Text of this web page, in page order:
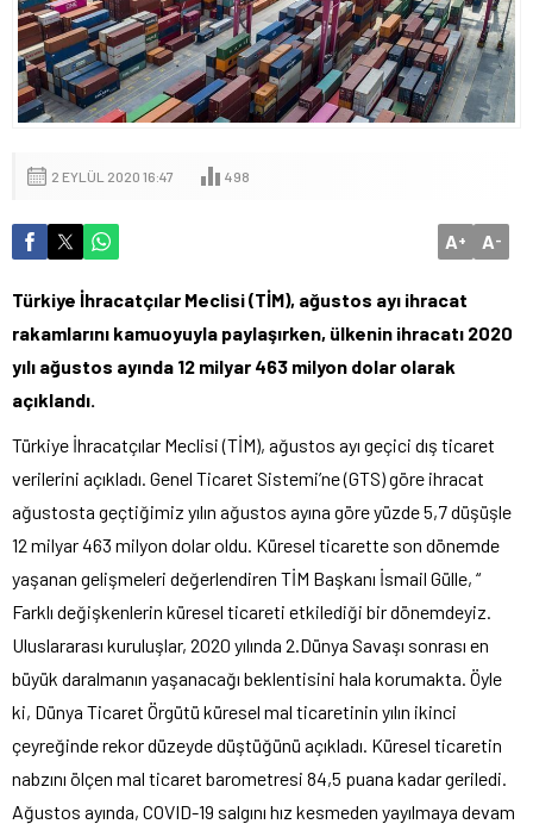
2 EYLÜL 2020 16:47 498
A+ A-
Türkiye İhracatçılar Meclisi (TİM), ağustos ayı ihracat
rakamlarını kamuoyuyla paylaşırken, ülkenin ihracatı 2020
yılı ağustos ayında 12 milyar 463 milyon dolar olarak
açıklandı.
Türkiye İhracatçılar Meclisi (TİM), ağustos ayı geçici dış ticaret
verilerini açıkladı. Genel Ticaret Sistemi’ne (GTS) göre ihracat
ağustosta geçtiğimiz yılın ağustos ayına göre yüzde 5,7 düşüşle
12 milyar 463 milyon dolar oldu. Küresel ticarette son dönemde
yaşanan gelişmeleri değerlendiren TİM Başkanı İsmail Gülle, “
Farklı değişkenlerin küresel ticareti etkilediği bir dönemdeyiz.
Uluslararası kuruluşlar, 2020 yılında 2.Dünya Savaşı sonrası en
büyük daralmanın yaşanacağı beklentisini hala korumakta. Öyle
ki, Dünya Ticaret Örgütü küresel mal ticaretinin yılın ikinci
çeyreğinde rekor düzeyde düştüğünü açıkladı. Küresel ticaretin
nabzını ölçen mal ticaret barometresi 84,5 puana kadar geriledi.
Ağustos ayında, COVID-19 salgını hız kesmeden yayılmaya devam